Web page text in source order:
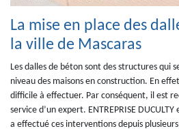
La mise en place des
la ville de Mascaras
Les dalles de béton sont des structures qui
niveau des maisons en construction. En
difficile à effectuer. Par conséquent, il est
service d’un expert. ENTREPRISE
a effectué ces interventions depuis plusieurs